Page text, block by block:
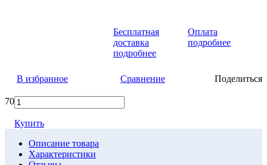
Бесплатная
доставка
подробнее
Оплата
подробнее
В избранное Сравнение Поделиться
70
Купить
Описание товара
Характеристики